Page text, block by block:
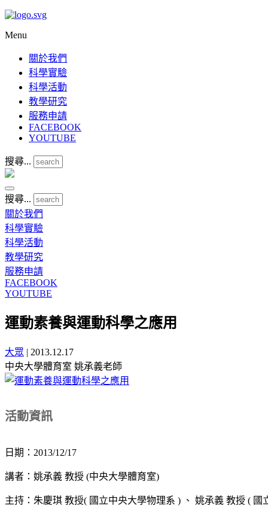
Menu
關於我們
科學實驗
科學活動
教學研究
服務申請
FACEBOOK
YOUTUBE
搜尋...
搜尋...
關於我們
科學實驗
科學活動
教學研究
服務申請
FACEBOOK
YOUTUBE
運動素養與運動科學之應用
大眾 | 2013.12.17
中央大學體育室 姚承義老師
活動資訊
日期：2013/12/17
講者：姚承義 教授 (中央大學體育室)
主持：朱慶琪 教授( 國立中央大學物理系 ) 、 姚承義 教授 ( 國